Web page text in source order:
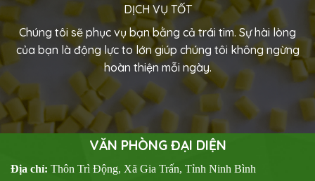
DỊCH VỤ TỐT
Chúng tôi sẽ phục vụ bạn bằng cả trái tim. Sự hài lòng
của bạn là động lực to lớn giúp chúng tôi không ngừng
hoàn thiện mỗi ngày.
VĂN PHÒNG ĐẠI DIỆN
Địa chỉ: Thôn Trì Động, Xã Gia Trấn, Tỉnh Ninh Bình